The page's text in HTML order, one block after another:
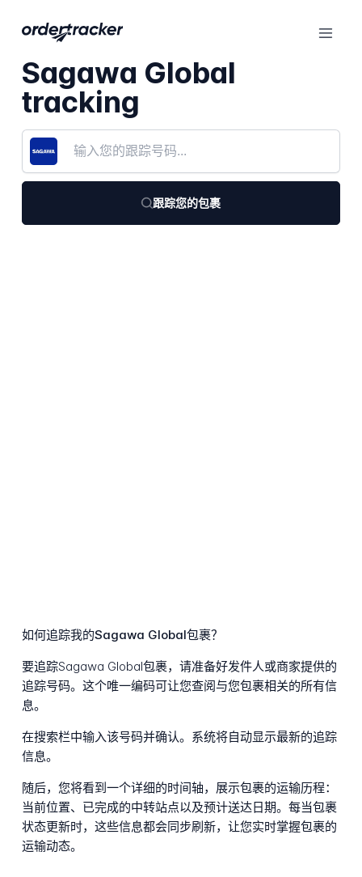
Sagawa Global
tracking
跟踪您的包裹
如何追踪我的Sagawa Global包裹？
要追踪Sagawa Global包裹，请准备好发件人或商家提供的
追踪号码。这个唯一编码可让您查阅与您包裹相关的所有信
息。
在搜索栏中输入该号码并确认。系统将自动显示最新的追踪
信息。
随后，您将看到一个详细的时间轴，展示包裹的运输历程：
当前位置、已完成的中转站点以及预计送达日期。每当包裹
状态更新时，这些信息都会同步刷新，让您实时掌握包裹的
运输动态。